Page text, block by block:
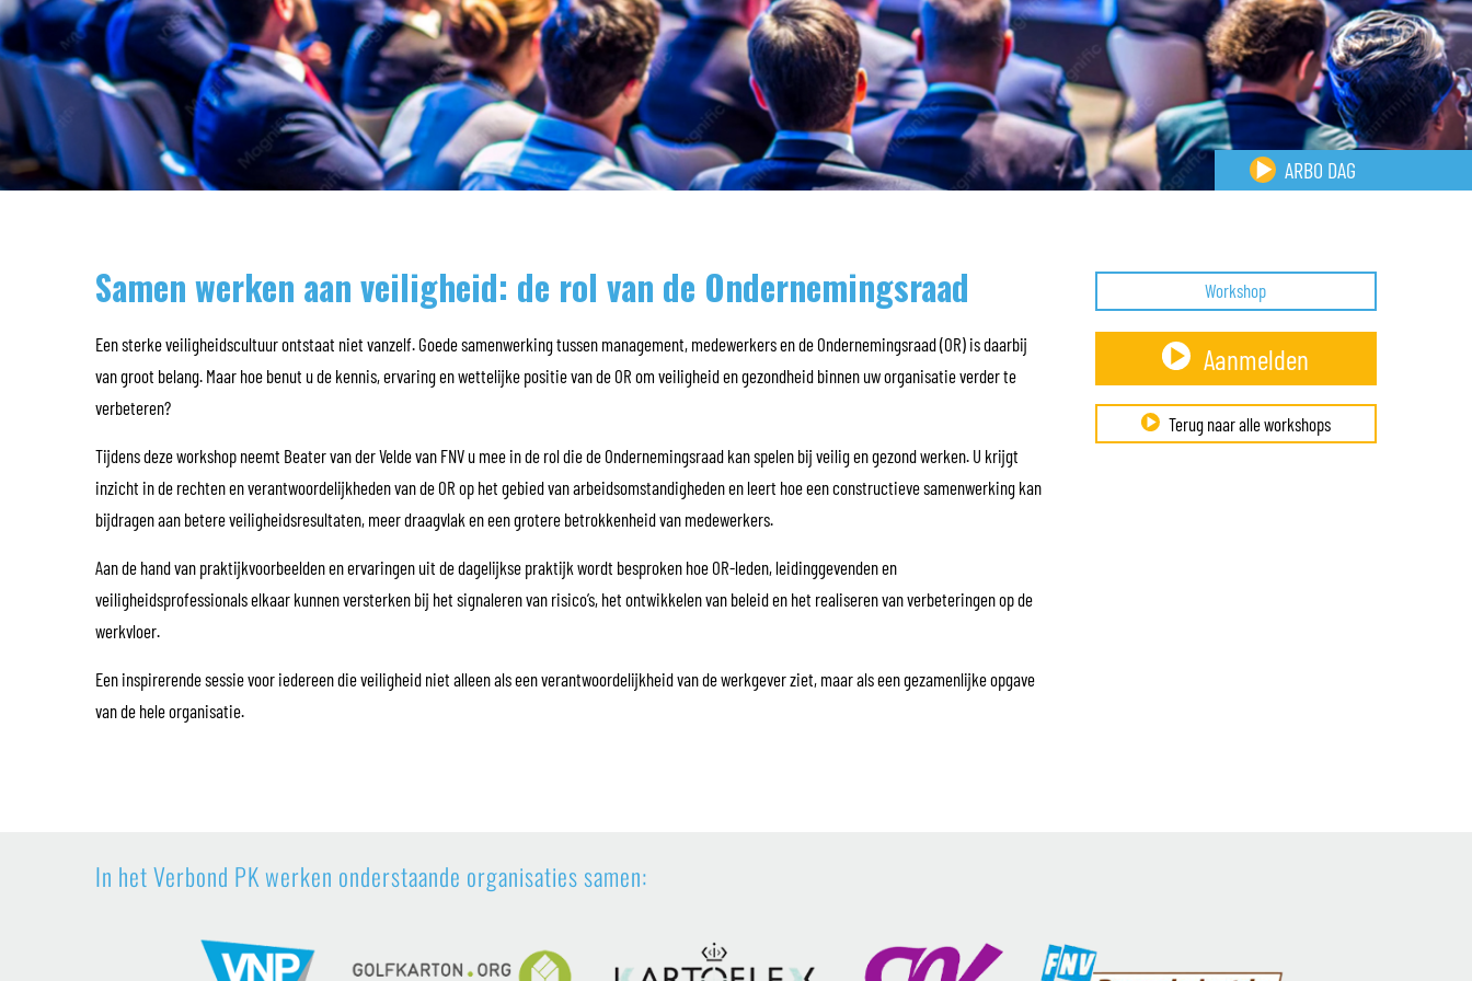
ARBO DAG
Samen werken aan veiligheid: de rol van de Ondernemingsraad
Een sterke veiligheidscultuur ontstaat niet vanzelf. Goede samenwerking tussen management, medewerkers en de Ondernemingsraad (OR) is daarbij
van groot belang. Maar hoe benut u de kennis, ervaring en wettelijke positie van de OR om veiligheid en gezondheid binnen uw organisatie verder te
verbeteren?
Tijdens deze workshop neemt Beater van der Velde van FNV u mee in de rol die de Ondernemingsraad kan spelen bij veilig en gezond werken. U krijgt
inzicht in de rechten en verantwoordelijkheden van de OR op het gebied van arbeidsomstandigheden en leert hoe een constructieve samenwerking kan
bijdragen aan betere veiligheidsresultaten, meer draagvlak en een grotere betrokkenheid van medewerkers.
Aan de hand van praktijkvoorbeelden en ervaringen uit de dagelijkse praktijk wordt besproken hoe OR-leden, leidinggevenden en
veiligheidsprofessionals elkaar kunnen versterken bij het signaleren van risico’s, het ontwikkelen van beleid en het realiseren van verbeteringen op de
werkvloer.
Een inspirerende sessie voor iedereen die veiligheid niet alleen als een verantwoordelijkheid van de werkgever ziet, maar als een gezamenlijke opgave
van de hele organisatie.
Workshop
Aanmelden
Terug naar alle workshops
In het Verbond PK werken onderstaande organisaties samen: